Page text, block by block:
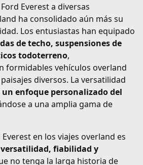
Everest a diversas
ha consolidado aún más su
Los entusiastas han equipado
de techo, suspensiones de
todoterreno,
formidables vehículos overland
diversos. La versatilidad
un enfoque personalizado del
a una amplia gama de
en los viajes overland es
versatilidad, fiabilidad y
no tenga la larga historia de